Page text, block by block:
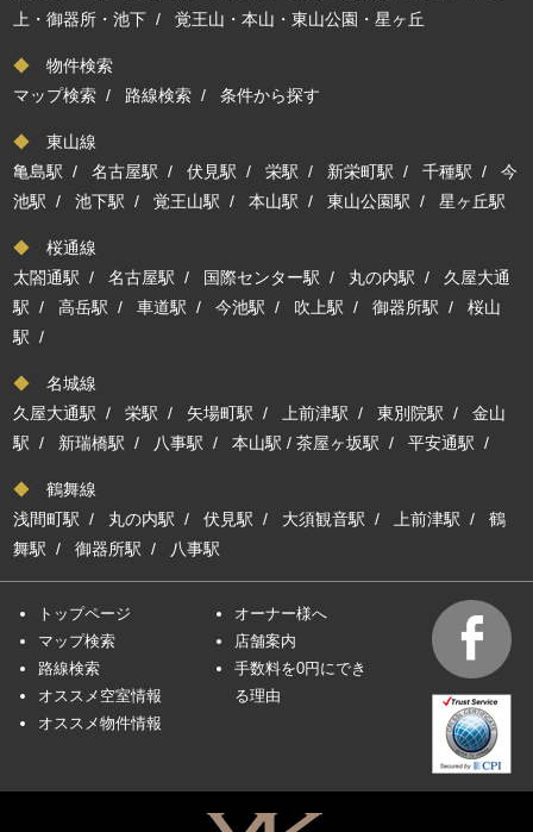
上・御器所・池下 /覚王山・本山・東山公園・星ヶ丘
◆ 物件検索
マップ検索 / 路線検索 /条件から探す
◆ 東山線
亀島駅 /名古屋駅 /伏見駅 /栄駅 / 新栄町駅 /千種駅 /今
池駅 /池下駅 /覚王山駅 /本山駅 /東山公園駅 /星ヶ丘駅
◆ 桜通線
太閤通駅 /名古屋駅 / 国際センター駅 / 丸の内駅 / 久屋大通
駅 /高岳駅 /車道駅 /今池駅 / 吹上駅 /御器所駅 /桜山
駅 /
◆ 名城線
久屋大通駅 /栄駅 / 矢場町駅 / 上前津駅 /東別院駅 /金山
駅 / 新瑞橋駅 / 八事駅 /本山駅 /茶屋ヶ坂駅 /平安通駅 /
◆ 鶴舞線
浅間町駅 / 丸の内駅 /伏見駅 / 大須観音駅 / 上前津駅 /鶴
舞駅 /御器所駅 / 八事駅
トップページ
マップ検索
路線検索
オススメ空室情報
オススメ物件情報
オーナー様へ
店舗案内
手数料を0円にでき
る理由